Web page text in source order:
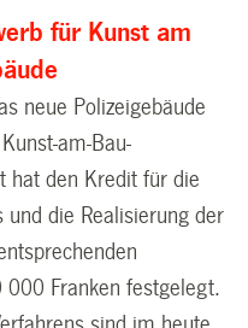
für Kunst am
neue Polizeigebäude
am-Bau-
hat den Kredit für die
und die Realisierung der
000 Franken festgelegt.